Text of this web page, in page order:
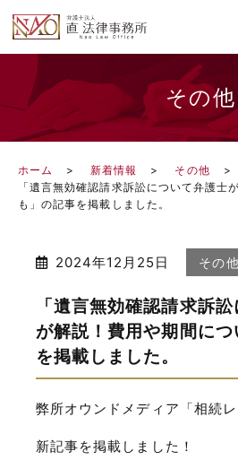
その他
ホーム 新着情報
その他
「遺言無効確認請求訴訟について弁護士
も」の記事を掲載しました。
2024年12月25日 その他
「遺言無効確認請求訴
が解説！費用や期間に
を掲載しました。
弊所オウンドメディア「相続
新記事を掲載しました！